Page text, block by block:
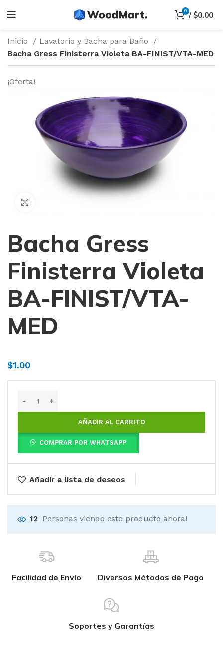
0 / $0.00
Inicio
Lavatorio y Bacha para Baño
Bacha Gress Finisterra Violeta BA-FINIST/VTA-MED
¡Oferta!
Bacha Gress
Finisterra Violeta
BA-FINIST/VTA-
MED
$1.00
AÑADIR AL CARRITO
COMPRAR POR WHATSAPP
Añadir a lista de deseos
12 Personas viendo este producto ahora!
Facilidad de Envío Diversos Métodos de Pago
Soportes y Garantías